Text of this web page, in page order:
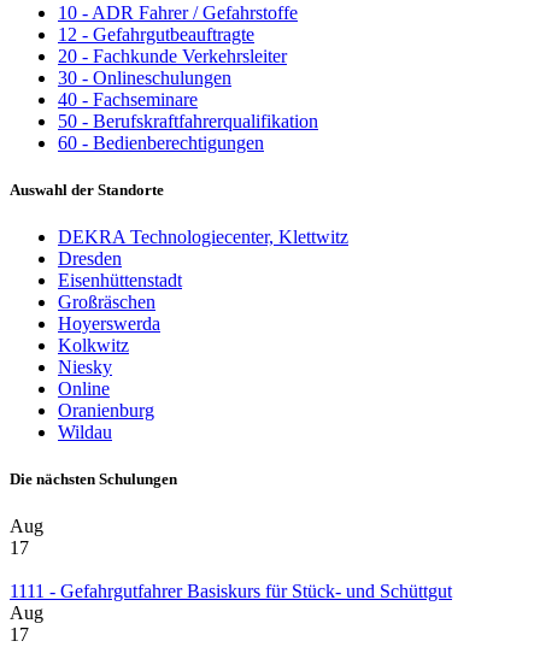
10 - ADR Fahrer / Gefahrstoffe
12 - Gefahrgutbeauftragte
20 - Fachkunde Verkehrsleiter
30 - Onlineschulungen
40 - Fachseminare
50 - Berufskraftfahrerqualifikation
60 - Bedienberechtigungen
Auswahl der Standorte
DEKRA Technologiecenter, Klettwitz
Dresden
Eisenhüttenstadt
Großräschen
Hoyerswerda
Kolkwitz
Niesky
Online
Oranienburg
Wildau
Die nächsten Schulungen
Aug
17
1111 - Gefahrgutfahrer Basiskurs für Stück- und Schüttgut
Aug
17